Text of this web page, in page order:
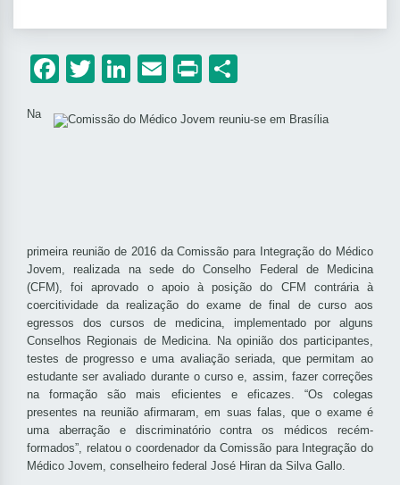
Facebook
Twitter
LinkedIn
Email
Print
Na
primeira reunião de 2016 da Comissão para Integração do Médico
Jovem, realizada na sede do Conselho Federal de Medicina
(CFM), foi aprovado o apoio à posição do CFM contrária à
coercitividade da realização do exame de final de curso aos
egressos dos cursos de medicina, implementado por alguns
Conselhos Regionais de Medicina. Na opinião dos participantes,
testes de progresso e uma avaliação seriada, que permitam ao
estudante ser avaliado durante o curso e, assim, fazer correções
na formação são mais eficientes e eficazes. “Os colegas
presentes na reunião afirmaram, em suas falas, que o exame é
uma aberração e discriminatório contra os médicos recém-
formados”, relatou o coordenador da Comissão para Integração do
Médico Jovem, conselheiro federal José Hiran da Silva Gallo.